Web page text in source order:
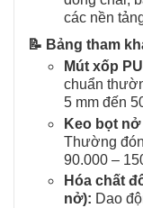
các nền
📝 Bảng tham
Mút xốp
chuẩn
5 mm đến
Keo bọt
Thường
90.000 –
Hóa chất
nở): Dao